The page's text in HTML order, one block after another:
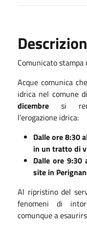
Comunicato
Acque comunica
idrica nel comune di
dicembre si
l’erogazione idrica:
Dalle ore 8:30
in un tratto di
Dalle ore 9:30
site in
Al ripristino del
fenomeni di
comunque a